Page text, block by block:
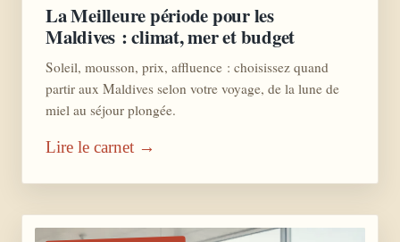
La Meilleure période pour les
Maldives : climat, mer et budget
Soleil, mousson, prix, affluence : choisissez quand
partir aux Maldives selon votre voyage, de la lune de
miel au séjour plongée.
Lire le carnet →